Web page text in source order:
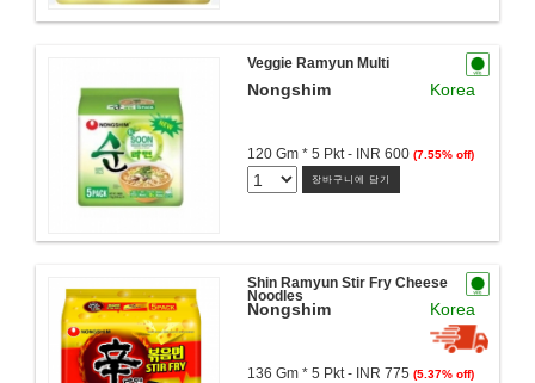
Veggie Ramyun Multi
Nongshim Korea
120 Gm * 5 Pkt - INR 600(7.55% off)
장바구니에 담기
Shin Ramyun Stir Fry Cheese
Noodles
Nongshim Korea
136 Gm * 5 Pkt - INR 775(5.37% off)